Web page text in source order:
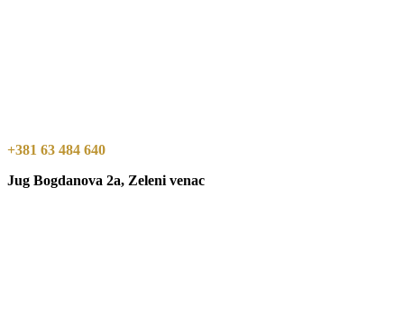
+381 63 484 640
Jug Bogdanova 2a, Zeleni venac